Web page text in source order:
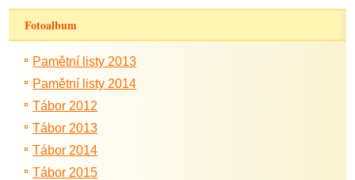
Fotoalbum
Pamětní listy 2013
Pamětní listy 2014
Tábor 2012
Tábor 2013
Tábor 2014
Tábor 2015